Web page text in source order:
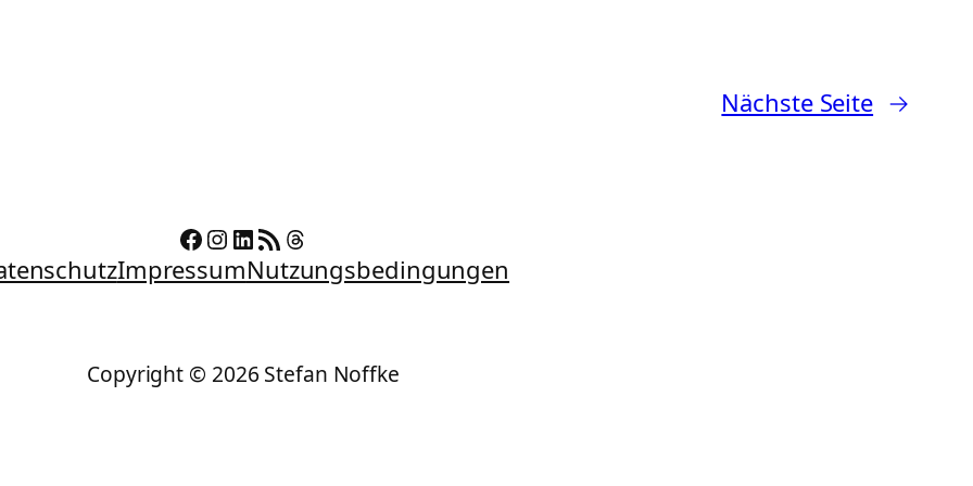
Nächste Seite →
Facebook
Instagram
LinkedIn
RSS-FeedThreads
ImpressumNutzungsbedingungen
Copyright © 2026 Stefan Noffke